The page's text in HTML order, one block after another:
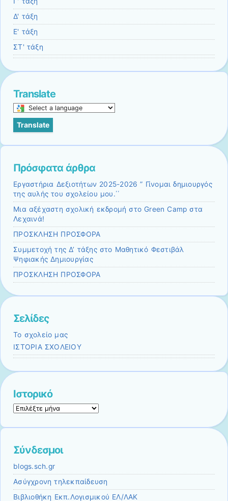
Δ' τάξη
Ε' τάξη
ΣΤ' τάξη
Translate
Select
a
language
this
page
Translate
Πρόσφατα άρθρα
Εργαστήρια Δεξιοτήτων 2025-2026 ” Γίνομαι δημιουργός
της αυλής του σχολείου μου.΄΄
Μια αξέχαστη σχολική εκδρομή στο Green Camp στα
Λεχαινά!
ΠΡΟΣΚΛΗΣΗ ΠΡΟΣΦΟΡΑ
Συμμετοχή της Δ’ τάξης στο Μαθητικό Φεστιβάλ
Ψηφιακής Δημιουργίας
ΠΡΟΣΚΛΗΣΗ ΠΡΟΣΦΟΡΑ
Σελίδες
Το σχολείο μας
ΙΣΤΟΡΙΑ ΣΧΟΛΕΙΟΥ
Ιστορικό
Ιστορικό
Σύνδεσμοι
blogs.sch.gr
Ασύγχρονη τηλεκπαίδευση
Βιβλιοθήκη Εκπ.Λογισμικού ΕΛ/ΛΑΚ